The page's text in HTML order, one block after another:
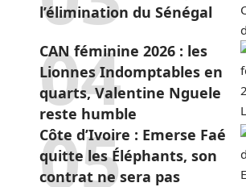
l’élimination du Sénégal
CAN féminine 2026 : les
Lionnes Indomptables en
quarts, Valentine Nguele
reste humble
Côte d’Ivoire : Emerse Faé
quitte les Éléphants, son
contrat ne sera pas